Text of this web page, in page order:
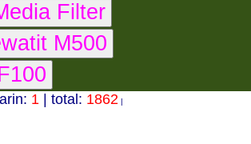
1 | total: 1862 |